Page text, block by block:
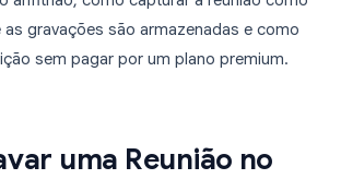
gravações são armazenadas e como
sem pagar por um plano premium.
uma Reunião no